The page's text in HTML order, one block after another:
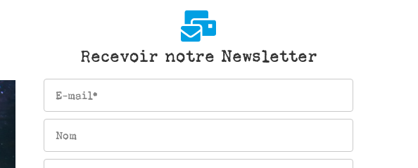
Recevoir notre Newsletter